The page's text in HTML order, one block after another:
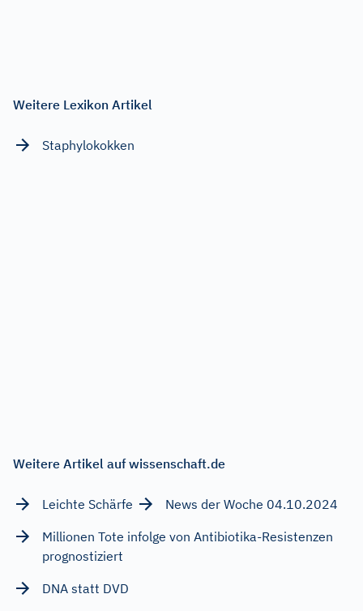
Weitere Lexikon Artikel
Staphylokokken
Weitere Artikel auf wissenschaft.de
Leichte Schärfe
News der Woche 04.10.2024
Millionen Tote infolge von Antibiotika-Resistenzen
prognostiziert
DNA statt DVD